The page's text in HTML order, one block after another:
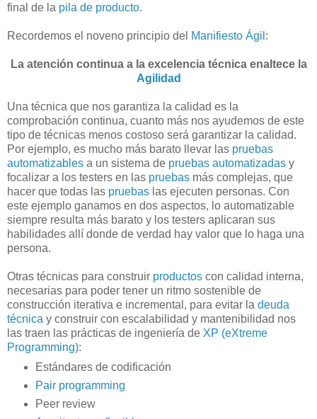
final de la pila de producto.
Recordemos el noveno principio del Manifiesto Ágil :
La atención continua a la excelencia técnica enaltece la
Agilidad
Una técnica que nos garantiza la calidad es la
comprobación continua, cuanto más nos ayudemos de este
tipo de técnicas menos costoso será garantizar la calidad.
Por ejemplo, es mucho más barato llevar las pruebas
automatizables a un sistema de pruebas automatizadas y
focalizar a los testers en las pruebas más complejas, que
hacer que todas las pruebas las ejecuten personas. Con
este ejemplo ganamos en dos aspectos, lo automatizable
siempre resulta más barato y los testers aplicaran sus
habilidades allí donde de verdad hay valor que lo haga una
persona.
Otras técnicas para construir productos con calidad interna,
necesarias para poder tener un ritmo sostenible de
construcción iterativa e incremental, para evitar la deuda
técnica y construir con escalabilidad y mantenibilidad nos
las traen las prácticas de ingeniería de XP (eXtreme
Programming):
Estándares de codificación
Pair programming
Peer review